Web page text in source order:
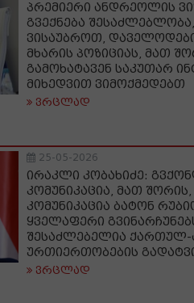
პრემიერი ანდრეოლის
გვექნება
ვისაუბროთ,
მხარის პოზიციას, მათ
გამოხატავენ საკუთარ
მიხედვით ვიმოქმედებთ
ვრცლად
25-05-2026
ირაკლი კობახიძე:
კომუნიკაცია, მათ
კომუნიკაცია ბატონ
ყველაფერი
შესაძლებელია ქართულ-
ურთიერთობების
ვრცლად